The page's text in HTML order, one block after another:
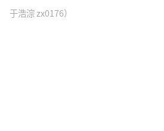
于浩淙 zx0176）